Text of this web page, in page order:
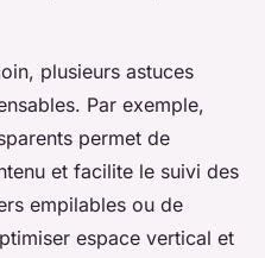
plusieurs astuces
Par exemple,
permet de
et facilite le suivi des
empilables ou de
espace vertical et